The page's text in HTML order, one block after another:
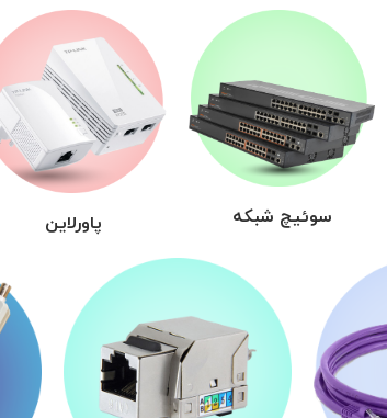
سوئیچ شبکه پاورلاین